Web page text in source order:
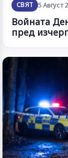
СВЯТ 5 Август
Войната
пред